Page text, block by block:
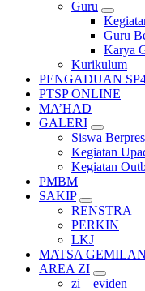
Guru
Guru
Karya
Kurikulum
PENGADUAN
PTSP ONLINE
MA’HAD
GALERI
Siswa
Kegiatan
Kegiatan
PMBM
SAKIP
RENSTRA
PERKIN
LKJ
MATSA
AREA ZI
zi – eviden